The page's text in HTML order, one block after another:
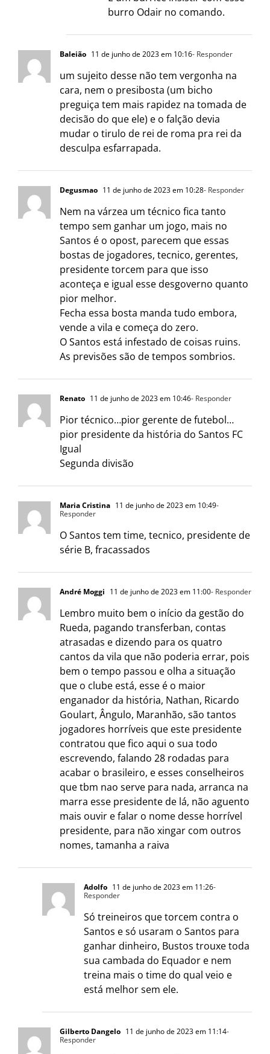
burro Odair no comando.
Baleião 11 de junho de 2023 em 10:16- Responder
um sujeito desse não tem vergonha na
cara, nem o presibosta (um bicho
preguiça tem mais rapidez na tomada de
decisão do que ele) e o falção devia
mudar o tirulo de rei de roma pra rei da
desculpa esfarrapada.
Degusmao 11 de junho de 2023 em 10:28- Responder
Nem na várzea um técnico fica tanto
tempo sem ganhar um jogo, mais no
Santos é o opost, parecem que essas
bostas de jogadores, tecnico, gerentes,
presidente torcem para que isso
aconteça e igual esse desgoverno quanto
pior melhor.
Fecha essa bosta manda tudo embora,
vende a vila e começa do zero.
O Santos está infestado de coisas ruins.
As previsões são de tempos sombrios.
Renato 11 de junho de 2023 em 10:46- Responder
Pior técnico…pior gerente de futebol…
pior presidente da história do Santos FC
Igual
Segunda divisão
Maria Cristina 11 de junho de 2023 em 10:49-
Responder
O Santos tem time, tecnico, presidente de
série B, fracassados
André Moggi 11 de junho de 2023 em 11:00- Responder
Lembro muito bem o início da gestão do
Rueda, pagando transferban, contas
atrasadas e dizendo para os quatro
cantos da vila que não poderia errar, pois
bem o tempo passou e olha a situação
que o clube está, esse é o maior
enganador da história, Nathan, Ricardo
Goulart, Ângulo, Maranhão, são tantos
jogadores horríveis que este presidente
contratou que fico aqui o sua todo
escrevendo, falando 28 rodadas para
acabar o brasileiro, e esses conselheiros
que tbm nao serve para nada, arranca na
marra esse presidente de lá, não aguento
mais ouvir e falar o nome desse horrível
presidente, para não xingar com outros
nomes, tamanha a raiva
Adolfo 11 de junho de 2023 em 11:26-
Responder
Só treineiros que torcem contra o
Santos e só usaram o Santos para
ganhar dinheiro, Bustos trouxe toda
sua cambada do Equador e nem
treina mais o time do qual veio e
está melhor sem ele.
Gilberto Dangelo 11 de junho de 2023 em 11:14-
Responder